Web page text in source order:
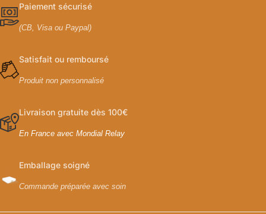
Paiement sécurisé
(CB, Visa ou Paypal)
Satisfait ou remboursé
Produit non personnalisé
Livraison gratuite dès 100€
En France avec Mondial Relay
Emballage soigné
Commande préparée avec soin